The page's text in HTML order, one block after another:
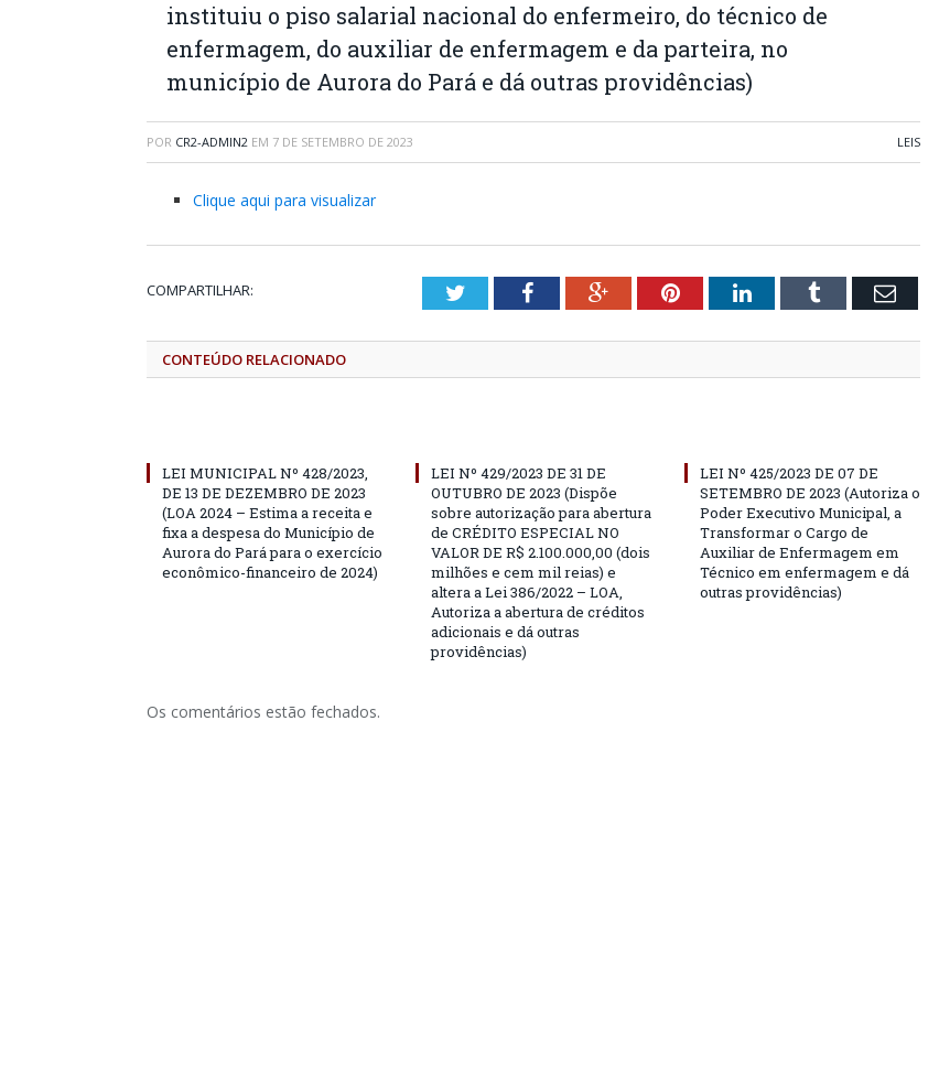
instituiu o piso salarial nacional do enfermeiro, do técnico de
enfermagem, do auxiliar de enfermagem e da parteira, no
município de Aurora do Pará e dá outras providências)
POR CR2-ADMIN2 EM 7 DE SETEMBRO DE 2023 LEIS
Clique aqui para visualizar
COMPARTILHAR: TwitterFacebookGoogle+PinterestLinkedInTumblr Email
CONTEÚDO RELACIONADO
LEI MUNICIPAL Nº 428/2023,
DE 13 DE DEZEMBRO DE 2023
(LOA 2024 – Estima a receita e
fixa a despesa do Município de
Aurora do Pará para o exercício
econômico-financeiro de 2024)
LEI Nº 429/2023 DE 31 DE
OUTUBRO DE 2023 (Dispõe
sobre autorização para abertura
de CRÉDITO ESPECIAL NO
VALOR DE R$ 2.100.000,00 (dois
milhões e cem mil reias) e
altera a Lei 386/2022 – LOA,
Autoriza a abertura de créditos
adicionais e dá outras
providências)
LEI Nº 425/2023 DE 07 DE
SETEMBRO DE 2023 (Autoriza o
Poder Executivo Municipal, a
Transformar o Cargo de
Auxiliar de Enfermagem em
Técnico em enfermagem e dá
outras providências)
Os comentários estão fechados.